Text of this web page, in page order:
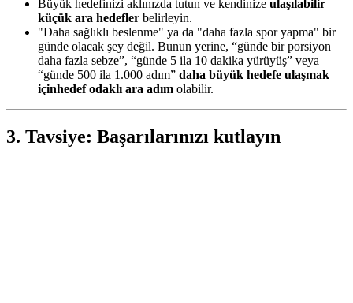
Büyük hedefinizi aklınızda tutun ve kendinize ulaşılabilir
küçük ara hedefler belirleyin.
"Daha sağlıklı beslenme" ya da "daha fazla spor yapma" bir
günde olacak şey değil. Bunun yerine, “günde bir porsiyon
daha fazla sebze”, “günde 5 ila 10 dakika yürüyüş” veya
“günde 500 ila 1.000 adım” daha büyük hedefe ulaşmak
içinhedef odaklı ara adım olabilir.
3. Tavsiye: Başarılarınızı kutlayın